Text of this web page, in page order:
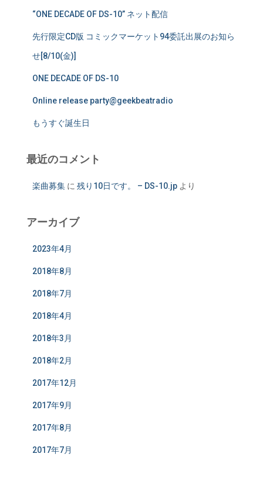
“ONE DECADE OF DS-10” ネット配信
先行限定CD版 コミックマーケット94委託出展のお知ら
せ[8/10(金)]
ONE DECADE OF DS-10
Online release party@geekbeatradio
もうすぐ誕生日
最近のコメント
楽曲募集 に 残り10日です。 – DS-10.jp より
アーカイブ
2023年4月
2018年8月
2018年7月
2018年4月
2018年3月
2018年2月
2017年12月
2017年9月
2017年8月
2017年7月